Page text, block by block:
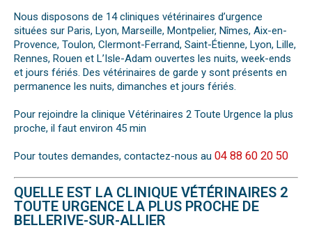
Nous disposons de 14 cliniques vétérinaires d’urgence
situées sur Paris, Lyon, Marseille, Montpelier, Nîmes, Aix-en-
Provence, Toulon, Clermont-Ferrand, Saint-Étienne, Lyon, Lille,
Rennes, Rouen et L’Isle-Adam ouvertes les nuits, week-ends
et jours fériés. Des vétérinaires de garde y sont présents en
permanence les nuits, dimanches et jours fériés.
Pour rejoindre la clinique Vétérinaires 2 Toute Urgence la plus
proche, il faut environ 45 min
Pour toutes demandes, contactez-nous au 04 88 60 20 50
QUELLE EST LA CLINIQUE VÉTÉRINAIRES 2
TOUTE URGENCE LA PLUS PROCHE DE
BELLERIVE-SUR-ALLIER